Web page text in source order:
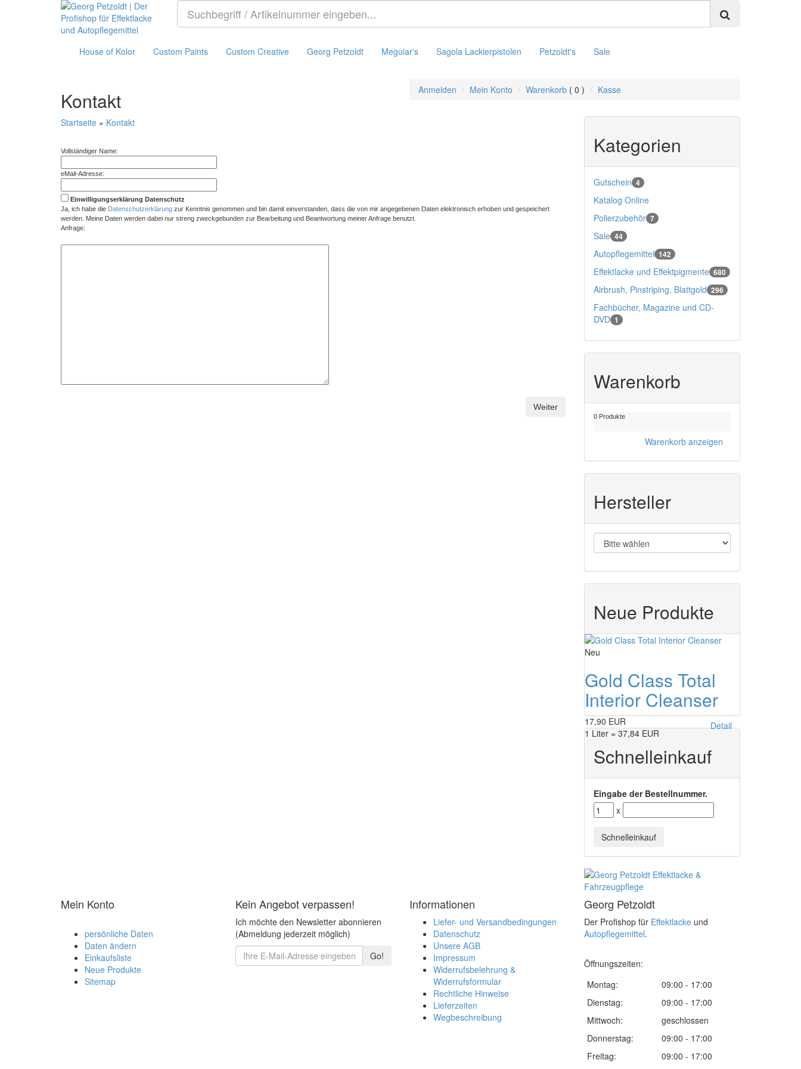
House of Kolor Custom Paints Custom Creative Georg Petzoldt Meguiar's Sagola Lackierpistolen Petzoldt's Sale
Kontakt Anmelden Mein Konto Warenkorb ( 0 ) Kasse
Startseite » Kontakt
Vollständiger Name:
eMail-Adresse:
Einwilligungserklärung Datenschutz
Ja, ich habe die Datenschutzerklärung zur Kenntnis genommen und bin damit einverstanden, dass die von mir angegebenen Daten elektronisch erhoben und gespeichert
werden. Meine Daten werden dabei nur streng zweckgebunden zur Bearbeitung und Beantwortung meiner Anfrage benutzt.
Anfrage:
Weiter
Kategorien
Gutschein 4
Katalog Online
Polierzubehör 7
Sale 44
Autopflegemittel 142
Effektlacke und Effektpigmente 680
Airbrush, Pinstriping, Blattgold 296
Fachbücher, Magazine und CD-
DVD 1
Warenkorb
0 Produkte
Warenkorb anzeigen
Hersteller
Neue Produkte
Neu
Gold Class Total
Interior Cleanser
17,90 EUR
1 Liter = 37,84 EUR
Detail
Schnelleinkauf
Eingabe der Bestellnummer.
x
Schnelleinkauf
Mein Konto
persönliche Daten
Daten ändern
Einkaufsliste
Neue Produkte
Sitemap
Kein Angebot verpassen!
Ich möchte den Newsletter abonnieren
(Abmeldung jederzeit möglich)
Go!
Informationen
Liefer- und Versandbedingungen
Datenschutz
Unsere AGB
Impressum
Widerrufsbelehrung &
Widerrufsformular
Rechtliche Hinweise
Lieferzeiten
Wegbeschreibung
Georg Petzoldt
Der Profishop für Effektlackeund
Autopflegemittel.
Öffnungszeiten:
Montag:
09:00 - 17:00
Dienstag:
09:00 - 17:00
Mittwoch:
geschlossen
Donnerstag:
09:00 - 17:00
Freitag:
09:00 - 17:00